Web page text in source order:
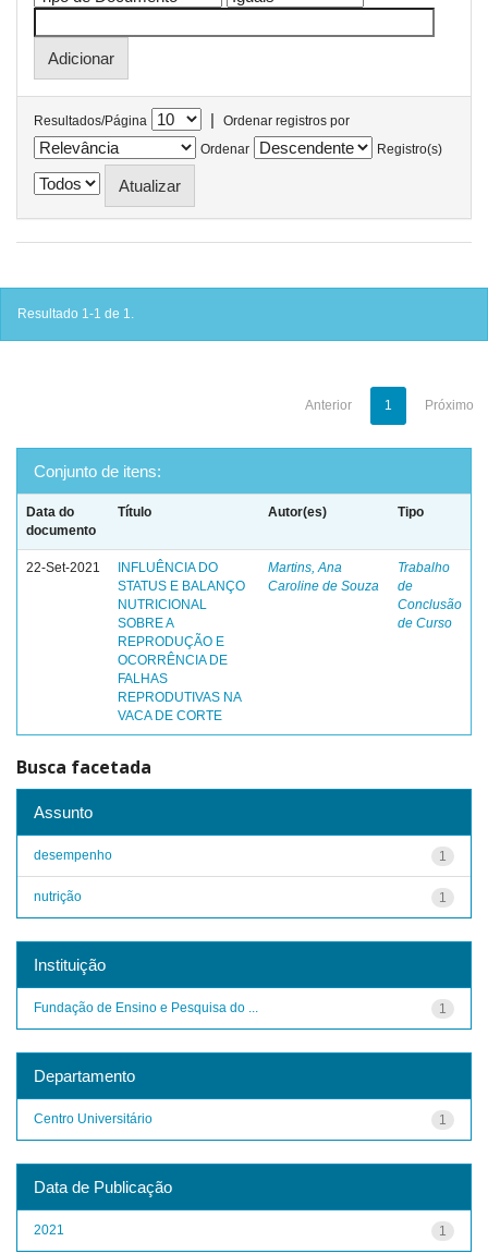
Resultados/Página |
Ordenar registros por
Ordenar
Registro(s)
Resultado 1-1 de 1.
Anterior 1 Próximo
Conjunto de itens:
Data do
documento
Título Autor(es) Tipo
22-Set-2021
INFLUÊNCIA DO
STATUS E BALANÇO
NUTRICIONAL
SOBRE A
REPRODUÇÃO E
OCORRÊNCIA DE
FALHAS
REPRODUTIVAS NA
VACA DE CORTE
Martins, Ana
Caroline de Souza
Trabalho
de
Conclusão
de Curso
Busca facetada
Assunto
1
desempenho
1
nutrição
Instituição
1
Fundação de Ensino e Pesquisa do ...
Departamento
1
Centro Universitário
Data de Publicação
1
2021